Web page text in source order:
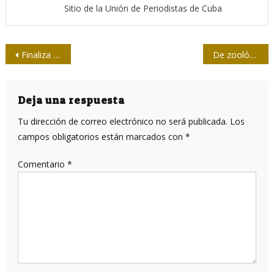
Sitio de la Unión de Periodistas de Cuba
Navegación
entradas
Finaliza XIX Salón Internacional de Humor Gráfico, Santa Clara 2019 De zoológicos y fotógrafos entre fieras
Deja una respuesta
Tu dirección de correo electrónico no será publicada. Los
campos obligatorios están marcados con *
Comentario *